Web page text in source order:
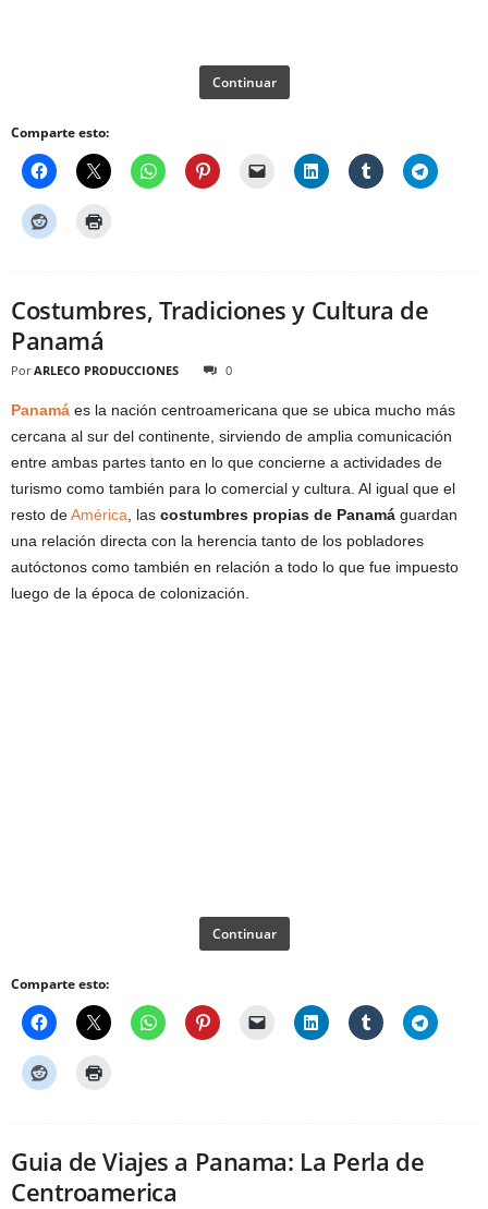
Continuar
Comparte esto:
Costumbres, Tradiciones y Cultura de
Panamá
Por ARLECO PRODUCCIONES 0
Panamá es la nación centroamericana que se ubica mucho más
cercana al sur del continente, sirviendo de amplia comunicación
entre ambas partes tanto en lo que concierne a actividades de
turismo como también para lo comercial y cultura. Al igual que el
resto deAmérica , las costumbres propias de Panamá guardan
una relación directa con la herencia tanto de los pobladores
autóctonos como también en relación a todo lo que fue impuesto
luego de la época de colonización.
Continuar
Comparte esto:
Guia de Viajes a Panama: La Perla de
Centroamerica